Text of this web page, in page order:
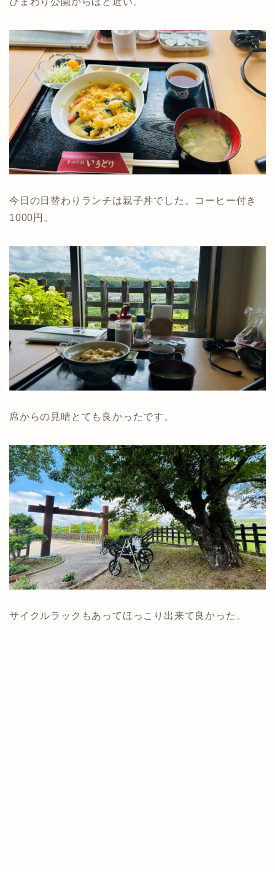
今日の日替わりランチは親子丼でした。コーヒー付き
1000円。
席からの見晴とても良かったです。
サイクルラックもあってほっこり出来て良かった。